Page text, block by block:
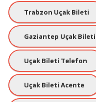
Trabzon Uçak Bileti
Gaziantep Uçak Bileti
Uçak Bileti Telefon
Uçak Bileti Acente